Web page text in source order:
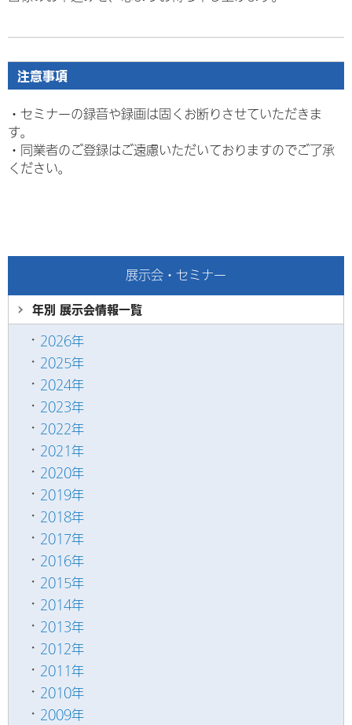
注意事項
・セミナーの録音や録画は固くお断りさせていただきま
す。
・ 同業者のご登録はご遠慮いただいておりますのでご了承
ください。
展示会・セミナー
年別 展示会情報一覧
2026年
2025年
2024年
2023年
2022年
2021年
2020年
2019年
2018年
2017年
2016年
2015年
2014年
2013年
2012年
2011年
2010年
2009年